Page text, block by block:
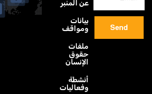
Send
عن المنبر
بيانات
ومواقف
ملفات
حقوق
الإنسان
أنشطة
وفعاليات